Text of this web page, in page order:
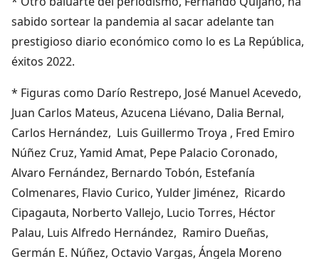
sabido sortear la pandemia al sacar adelante tan
prestigioso diario económico como lo es La República,
éxitos 2022.
* Figuras como Darío Restrepo, José Manuel Acevedo,
Juan Carlos Mateus, Azucena Liévano, Dalia Bernal,
Carlos Hernández, Luis Guillermo Troya , Fred Emiro
Núñez Cruz, Yamid Amat, Pepe Palacio Coronado,
Alvaro Fernández, Bernardo Tobón, Estefanía
Colmenares, Flavio Curico, Yulder Jiménez, Ricardo
Cipagauta, Norberto Vallejo, Lucio Torres, Héctor
Palau, Luis Alfredo Hernández, Ramiro Dueñas,
Germán E. Núñez, Octavio Vargas, Ángela Moreno